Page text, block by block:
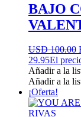
BAJO
USD 100.00
29.95El
Añadir a la
Añadir a la
¡Oferta!